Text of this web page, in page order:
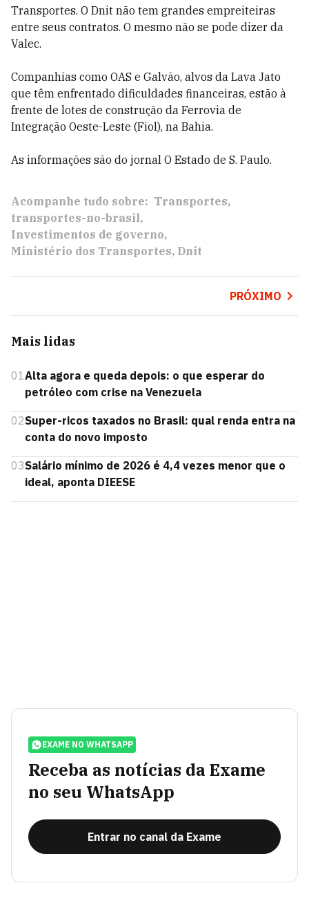
Transportes. O Dnit não tem grandes empreiteiras
entre seus contratos. O mesmo não se pode dizer da
Valec.
Companhias como OAS e Galvão, alvos da Lava Jato
que têm enfrentado dificuldades financeiras, estão à
frente de lotes de construção da Ferrovia de
Integração Oeste-Leste (Fiol), na Bahia.
As informações são do jornal O Estado de S. Paulo.
Acompanhe tudo sobre: Transportes
transportes-no-brasil
Investimentos de governo
Ministério dos Transportes Dnit
PRÓXIMO
Mais lidas
01Alta agora e queda depois: o que esperar do
petróleo com crise na Venezuela
02Super-ricos taxados no Brasil: qual renda entra na
conta do novo imposto
03Salário mínimo de 2026 é 4,4 vezes menor que o
ideal, aponta DIEESE
EXAME NO WHATSAPP
Receba as notícias da Exame
no seu WhatsApp
Entrar no canal da Exame